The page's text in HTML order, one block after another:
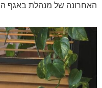
האחרונה של מנהלת באגף